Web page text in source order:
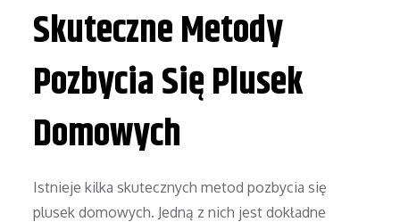
Skuteczne Metody
Pozbycia Się Plusek
Domowych
Istnieje kilka skutecznych metod pozbycia się
plusek domowych. Jedną z nich jest dokładne